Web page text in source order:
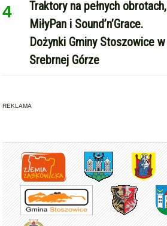
4
Traktory na pełnych obrotach,
MiłyPan i Sound’n’Grace.
Dożynki Gminy Stoszowice w
Srebrnej Górze
REKLAMA